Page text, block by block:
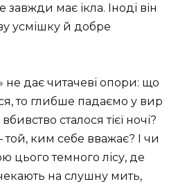
має ікла. Іноді він
усмішку й добре
не дає читачеві опори: що
то глибше падаємо у вир
сталося тієї ночі?
ким себе вважає? І чи
цього темного лісу, де
на слушну мить,